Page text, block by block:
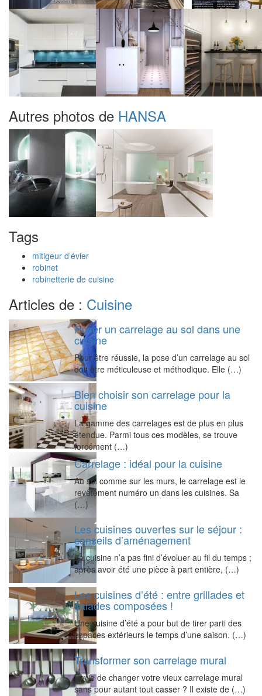
Autres photos de HANSA
Tags
mitigeur d’évier
robinet
robinetterie de cuisine
Articles de : Cuisine
Poser un carrelage au sol dans une
cuisine
Pour être réussie, la pose d’un carrelage au sol
doit être méticuleuse et méthodique. Elle (…)
Bien choisir son carrelage pour la
cuisine
La gamme des carrelages est de plus en plus
étendue. Parmi tous ces modèles, se trouve
forcément (…)
Carrelage : idéal pour la cuisine
Au sol comme sur les murs, le carrelage est le
revêtement numéro un dans les cuisines. Sa
(…)
Les cuisines ouvertes sur le séjour :
conseils d’aménagement
La cuisine n’a pas fini d’évoluer au fil du temps ;
après avoir été une pièce à part entière, (…)
Les cuisines d’été : entre grillades et
salades composées !
Une cuisine d’été a pour but de tirer parti des
espaces extérieurs le temps d’une saison. (…)
Transformer son carrelage mural
Envie de changer votre vieux carrelage mural
sans pour autant tout casser ? Il existe de (…)